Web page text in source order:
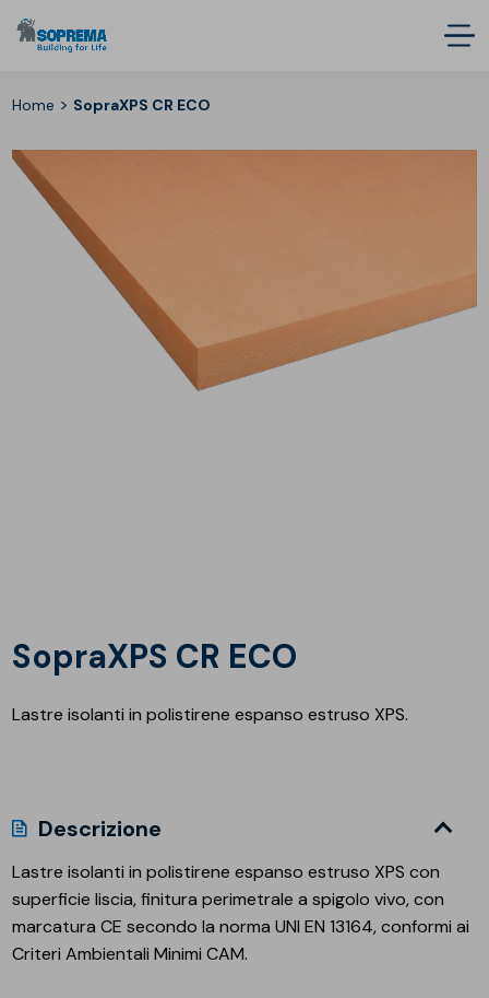
Home > SopraXPS CR ECO
SopraXPS CR ECO
Lastre isolanti in polistirene espanso estruso XPS.
Descrizione
Lastre isolanti in polistirene espanso estruso XPS con
superficie liscia, finitura perimetrale a spigolo vivo, con
marcatura CE secondo la norma UNI EN 13164, conformi ai
Criteri Ambientali Minimi CAM.